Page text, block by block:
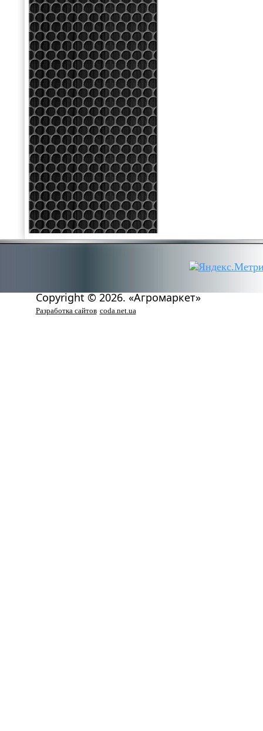
Copyright © 2026. «Агромаркет»
Разработка сайтов coda.net.ua